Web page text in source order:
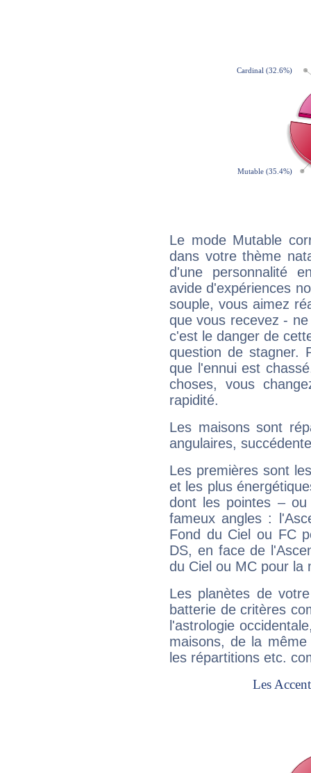
Le mode Mutable
dans votre thème
d'une personnalité
avide d'expériences
souple, vous aimez
que vous recevez -
c'est le danger de
question de stagner.
que l'ennui est
choses, vous
rapidité.
Les maisons sont
angulaires,
Les premières sont
et les plus
dont les pointes –
fameux angles :
Fond du Ciel ou FC
DS, en face de
du Ciel ou MC pour la
Les planètes de
batterie de critères
l'astrologie
maisons, de la
les répartitions etc.